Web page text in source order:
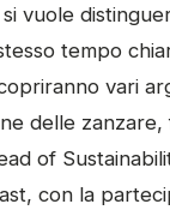
vuole
tempo
vari
delle zanzare,
of
con la